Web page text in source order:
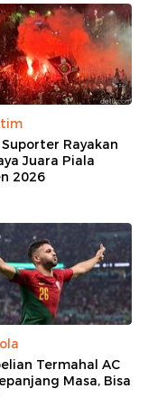
Rayakan
Juara Piala
2026
Termahal AC
Masa, Bisa